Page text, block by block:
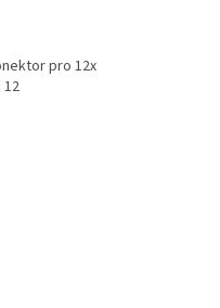
pro 12x